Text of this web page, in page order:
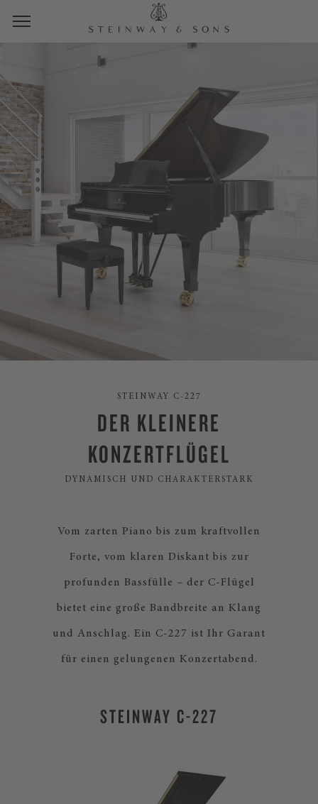
STEINWAY C-227
DER KLEINERE
KONZERTFLÜGEL
DYNAMISCH UND CHARAKTERSTARK
Vom zarten Piano bis zum kraftvollen
Forte, vom klaren Diskant bis zur
profunden Bassfülle – der C-Flügel
bietet eine große Bandbreite an Klang
und Anschlag. Ein C-227 ist Ihr Garant
für einen gelungenen Konzertabend.
STEINWAY C-227